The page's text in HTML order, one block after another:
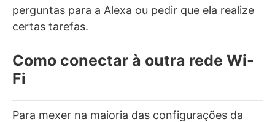
perguntas para a Alexa ou pedir que ela realize
certas tarefas.
Como conectar à outra rede Wi-
Fi
Para mexer na maioria das configurações da